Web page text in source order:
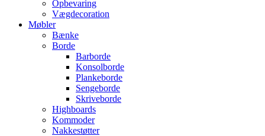
Opbevaring
Vægdecoration
Møbler
Bænke
Borde
Barborde
Konsolborde
Plankeborde
Sengeborde
Skriveborde
Highboards
Kommoder
Nakkestøtter